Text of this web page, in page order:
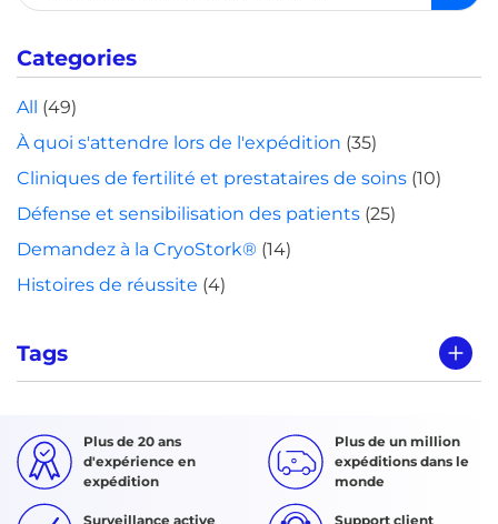
Categories
All (49)
À quoi s'attendre lors de l'expédition (35)
Cliniques de fertilité et prestataires de soins (10)
Défense et sensibilisation des patients (25)
Demandez à la CryoStork® (14)
Histoires de réussite (4)
Tags
Plus de 20 ans
d'expérience en
expédition
Plus de un million
expéditions dans le
monde
Surveillance active
Support client